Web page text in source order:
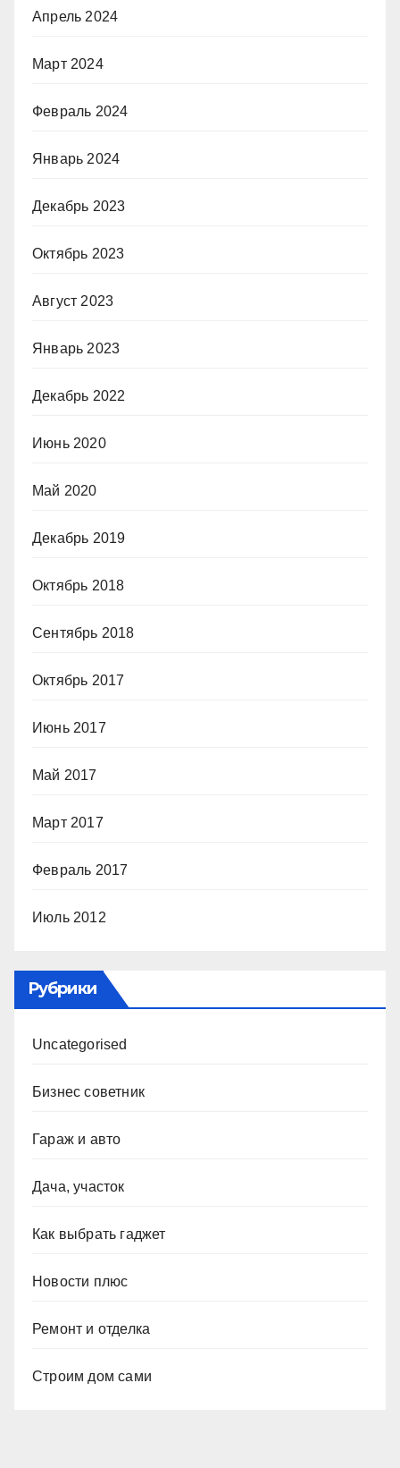
Апрель 2024
Март 2024
Февраль 2024
Январь 2024
Декабрь 2023
Октябрь 2023
Август 2023
Январь 2023
Декабрь 2022
Июнь 2020
Май 2020
Декабрь 2019
Октябрь 2018
Сентябрь 2018
Октябрь 2017
Июнь 2017
Май 2017
Март 2017
Февраль 2017
Июль 2012
Рубрики
Uncategorised
Бизнес советник
Гараж и авто
Дача, участок
Как выбрать гаджет
Новости плюс
Ремонт и отделка
Строим дом сами